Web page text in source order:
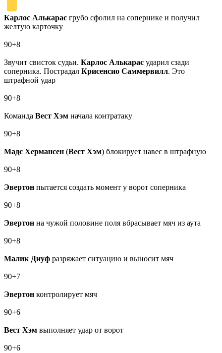
Карлос Алькарас грубо сфолил на сопернике и получил
желтую карточку
90+8
Звучит свисток судьи. Карлос Алькарас ударил сзади
соперника. Пострадал Крисенсио Саммервилл. Это
штрафной удар
90+8
Команда Вест Хэм начала контратаку
90+8
Мадс Хермансен (Вест Хэм) блокирует навес в штрафную
90+8
Эвертон пытается создать момент у ворот соперника
90+8
Эвертон на чужой половине поля вбрасывает мяч из аута
90+8
Малик Диуф разряжает ситуацию и выносит мяч
90+7
Эвертон контролирует мяч
90+6
Вест Хэм выполняет удар от ворот
90+6